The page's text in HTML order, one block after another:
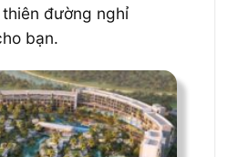
đường nghỉ
bạn.